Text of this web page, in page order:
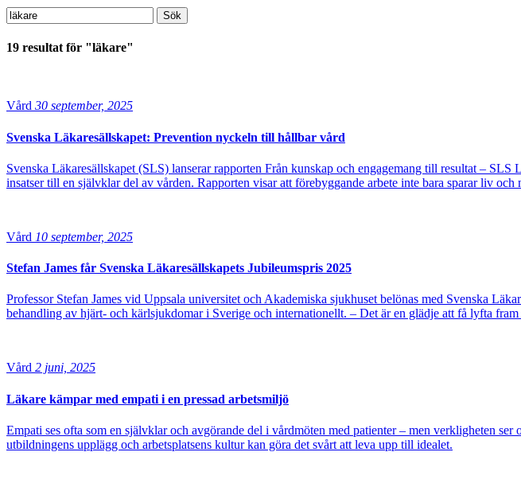
Sök:
Sök
19 resultat för "läkare"
Vård 30 september, 2025
Svenska Läkaresällskapet: Prevention nyckeln till hållbar vård
Svenska Läkaresällskapet (SLS) lanserar rapporten Från kunskap och engagemang till resultat –
insatser till en självklar del av vården. Rapporten visar att förebyggande arbete inte bara sparar liv
Vård 10 september, 2025
Stefan James får Svenska Läkaresällskapets Jubileumspris 2025
Professor Stefan James vid Uppsala universitet och Akademiska sjukhuset belönas med Svenska
behandling av hjärt- och kärlsjukdomar i Sverige och internationellt. – Det är en glädje att få lyfta
Vård 2 juni, 2025
Läkare kämpar med empati i en pressad arbetsmiljö
Empati ses ofta som en självklar och avgörande del i vårdmöten med patienter – men verkligheten
utbildningens upplägg och arbetsplatsens kultur kan göra det svårt att leva upp till idealet.